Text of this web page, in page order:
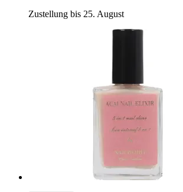
Zustellung bis 25. August